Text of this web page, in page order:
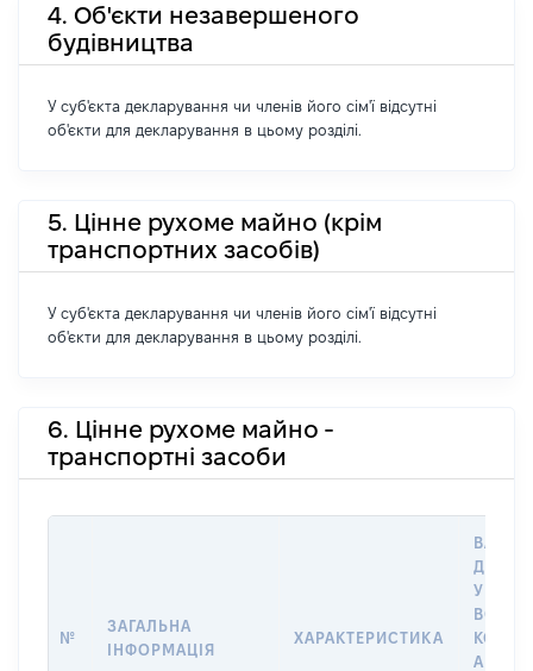
4. Об'єкти незавершеного
будівництва
У суб'єкта декларування чи членів його сім'ї відсутні
об'єкти для декларування в цьому розділі.
5. Цінне рухоме майно (крім
транспортних засобів)
У суб'єкта декларування чи членів його сім'ї відсутні
об'єкти для декларування в цьому розділі.
6. Цінне рухоме майно -
транспортні засоби
№
ЗАГАЛЬНА
ІНФОРМАЦІЯ
ХАРАКТЕРИСТИКА
ДАТУ
У
АБО